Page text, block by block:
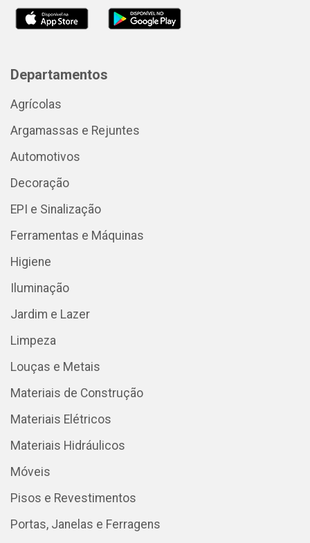
Departamentos
Agrícolas
Argamassas e Rejuntes
Automotivos
Decoração
EPI e Sinalização
Ferramentas e Máquinas
Higiene
Iluminação
Jardim e Lazer
Limpeza
Louças e Metais
Materiais de Construção
Materiais Elétricos
Materiais Hidráulicos
Móveis
Pisos e Revestimentos
Portas, Janelas e Ferragens